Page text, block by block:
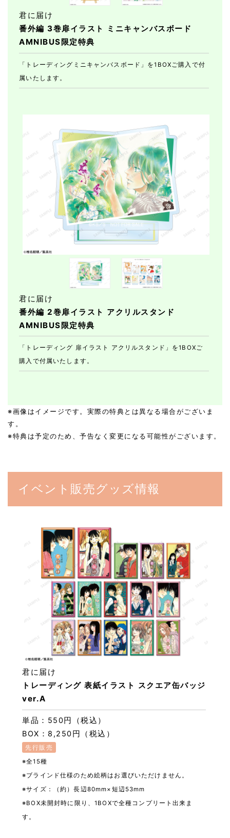
番外編 3巻扉イラスト ミニキャンバスボード
AMNIBUS限定特典
君に届け
「トレーディングミニキャンバスボード」を1BOXご購入で付
属いたします。
番外編 2巻扉イラスト アクリルスタンド
AMNIBUS限定特典
君に届け
「トレーディング 扉イラスト アクリルスタンド」を1BOXご
購入で付属いたします。
※画像はイメージです。実際の特典とは異なる場合がございま
す。
※特典は予定のため、予告なく変更になる可能性がございます。
イベント販売グッズ情報
トレーディング 表紙イラスト スクエア缶バッジ
ver.A
君に届け
単品：550円（税込）
BOX：8,250円（税込）
先行販売
※全15種
※ブラインド仕様のため絵柄はお選びいただけません。
※サイズ：（約）長辺80mm×短辺53mm
※BOX未開封時に限り、1BOXで全種コンプリート出来ま
す。